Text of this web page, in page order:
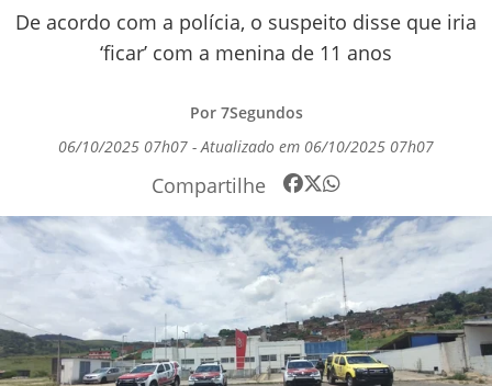
De acordo com a polícia, o suspeito disse que iria
‘ficar’ com a menina de 11 anos
Por 7Segundos
06/10/2025 07h07 - Atualizado em 06/10/2025 07h07
Compartilhe